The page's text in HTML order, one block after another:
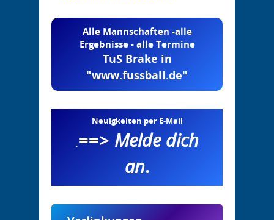
Alle Mannschaften -alle
Ergebnisse - alle Termine
TuS Brake in
"www.fussball.de"
Neuigkeiten per E-Mail
.==> Melde dich
an.